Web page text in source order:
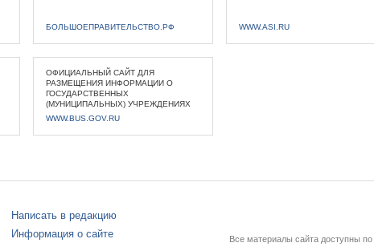
БОЛЬШОЕПРАВИТЕЛЬСТВО.РФ WWW.ASI.RU
ОФИЦИАЛЬНЫЙ САЙТ ДЛЯ
РАЗМЕЩЕНИЯ ИНФОРМАЦИИ О
ГОСУДАРСТВЕННЫХ
(МУНИЦИПАЛЬНЫХ) УЧРЕЖДЕНИЯХ
WWW.BUS.GOV.RU
Написать в редакцию
Информация о сайте
Все материалы сайта доступны по